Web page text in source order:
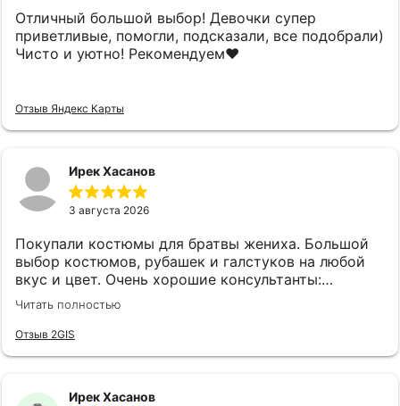
Отличный большой выбор! Девочки супер
приветливые, помогли, подсказали, все подобрали)
Чисто и уютно! Рекомендуем❤️
Отзыв Яндекс Карты
Ирек Хасанов
3 августа 2026
Покупали костюмы для братвы жениха. Большой
выбор костюмов, рубашек и галстуков на любой
вкус и цвет. Очень хорошие консультанты:
клиентоориентированы, эмпатичны, симпатичны, с
хорошим вкусом. Огромная благодарность
консультантам Анне и Ляле! Также наливают чай,
Читать полностью
Отзыв 2GIS
Ирек Хасанов